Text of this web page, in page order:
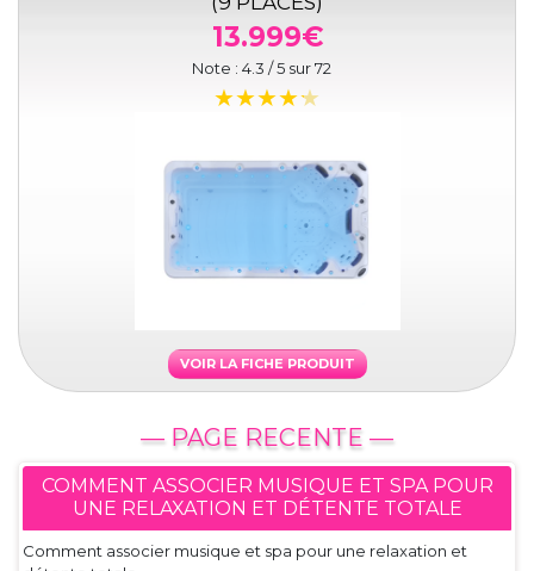
13.999€
Note : 4.3 / 5 sur72
VOIR LA FICHE PRODUIT
— PAGE RECENTE —
COMMENT ASSOCIER MUSIQUE ET SPA POUR
UNE RELAXATION ET DÉTENTE TOTALE
Comment associer musique et spa pour une relaxation et